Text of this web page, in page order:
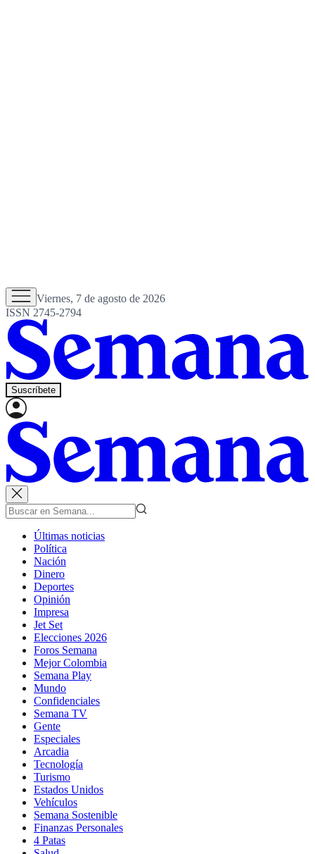
Viernes, 7 de agosto de 2026
ISSN 2745-2794
Suscríbete
Últimas noticias
Política
Nación
Dinero
Deportes
Opinión
Impresa
Jet Set
Elecciones 2026
Foros Semana
Mejor Colombia
Semana Play
Mundo
Confidenciales
Semana TV
Gente
Especiales
Arcadia
Tecnología
Turismo
Estados Unidos
Vehículos
Semana Sostenible
Finanzas Personales
4 Patas